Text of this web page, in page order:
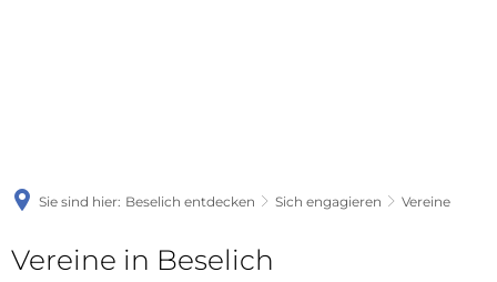
Sie sind hier: Beselich entdecken Sich engagieren Vereine
Vereine in Beselich